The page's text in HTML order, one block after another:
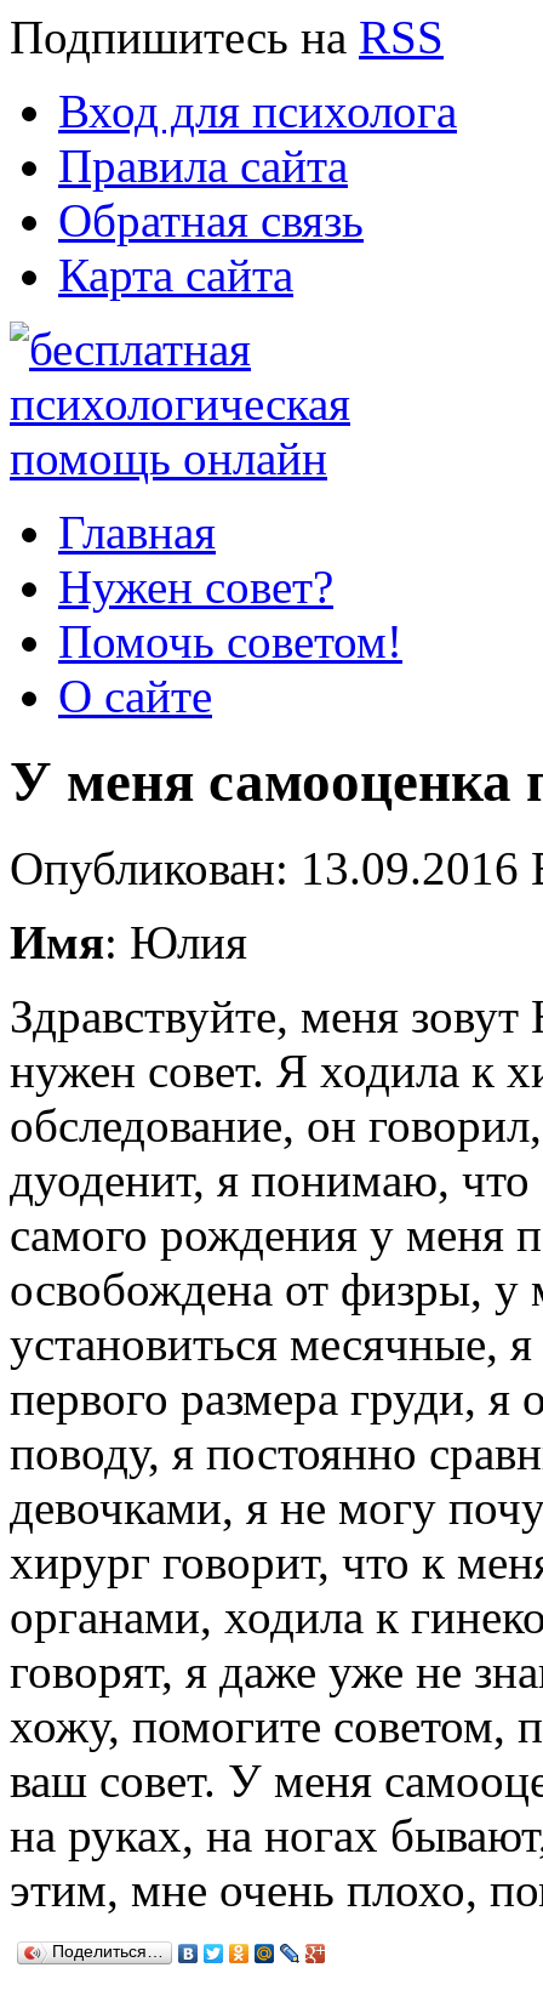
Подпишитесь на RSS
Вход для психолога
Правила сайта
Обратная связь
Карта сайта
Главная
Нужен совет?
Помочь советом!
О сайте
У меня самооценка
Опубликован:
Имя: Юлия
Здравствуйте, меня
нужен совет. Я ходила к
обследование, он
дуоденит, я понимаю, что
самого рождения у меня
освобождена от физры, у
установиться месячные,
первого размера груди,
поводу, я постоянно
девочками, я не могу
хирург говорит, что к
органами, ходила к
говорят, я даже уже не
хожу, помогите советом,
ваш совет. У меня
на руках, на ногах
этим, мне очень плохо,
Поделиться…